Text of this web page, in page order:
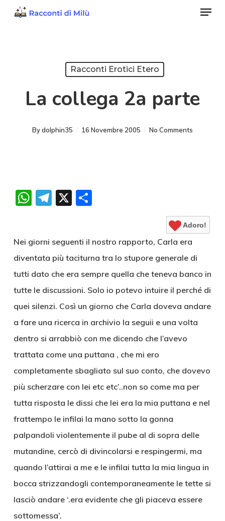
Menu
Racconti Erotici Etero
La collega 2a parte
Bydolphin35 16 Novembre 2005 No Comments
WhatsApp
Telegram
X Condividi
Adoro!
Nei giorni seguenti il nostro rapporto, Carla era
diventata più taciturna tra lo stupore generale di
tutti dato che era sempre quella che teneva banco in
tutte le discussioni. Solo io potevo intuire il perché di
quei silenzi. Così un giorno che Carla doveva andare
a fare una ricerca in archivio la seguii e una volta
dentro si arrabbiò con me dicendo che l’avevo
trattata come una puttana , che mi ero
completamente sbagliato sul suo conto, che dovevo
più scherzare con lei etc etc’..non so come ma per
tutta risposta le dissi che lei era la mia puttana e nel
frattempo le infilai la mano sotto la gonna
palpandoli violentemente il pube al di sopra delle
mutandine, cercò di divincolarsi e respingermi, ma
quando l’attirai a me e le infilai tutta la mia lingua in
bocca strizzandogli contemporaneamente le tette si
lasciò andare ‘.era evidente che gli piaceva essere
sottomessa’.